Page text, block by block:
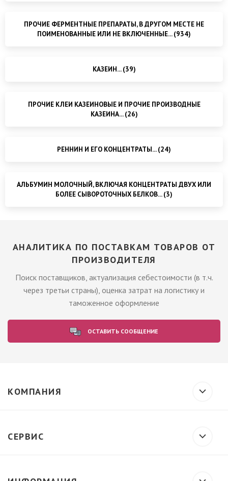
ПРОЧИЕ ФЕРМЕНТНЫЕ ПРЕПАРАТЫ, В ДРУГОМ МЕСТЕ НЕ
ПОИМЕНОВАННЫЕ ИЛИ НЕ ВКЛЮЧЕННЫЕ... (934)
КАЗЕИН... (39)
ПРОЧИЕ КЛЕИ КАЗЕИНОВЫЕ И ПРОЧИЕ ПРОИЗВОДНЫЕ
КАЗЕИНА... (26)
РЕННИН И ЕГО КОНЦЕНТРАТЫ... (24)
АЛЬБУМИН МОЛОЧНЫЙ, ВКЛЮЧАЯ КОНЦЕНТРАТЫ ДВУХ ИЛИ
БОЛЕЕ СЫВОРОТОЧНЫХ БЕЛКОВ... (3)
АНАЛИТИКА ПО ПОСТАВКАМ ТОВАРОВ ОТ
ПРОИЗВОДИТЕЛЯ
Поиск поставщиков, актуализация себестоимости (в т.ч.
через третьи страны), оценка затрат на логистику и
таможенное оформление
ОСТАВИТЬ СООБЩЕНИЕ
КОМПАНИЯ
СЕРВИС